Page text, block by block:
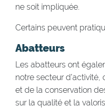
ne soit impliquée.
Certains peuvent
Abatteurs
Les abatteurs ont
notre secteur
et de la conservation
sur la qualité et la